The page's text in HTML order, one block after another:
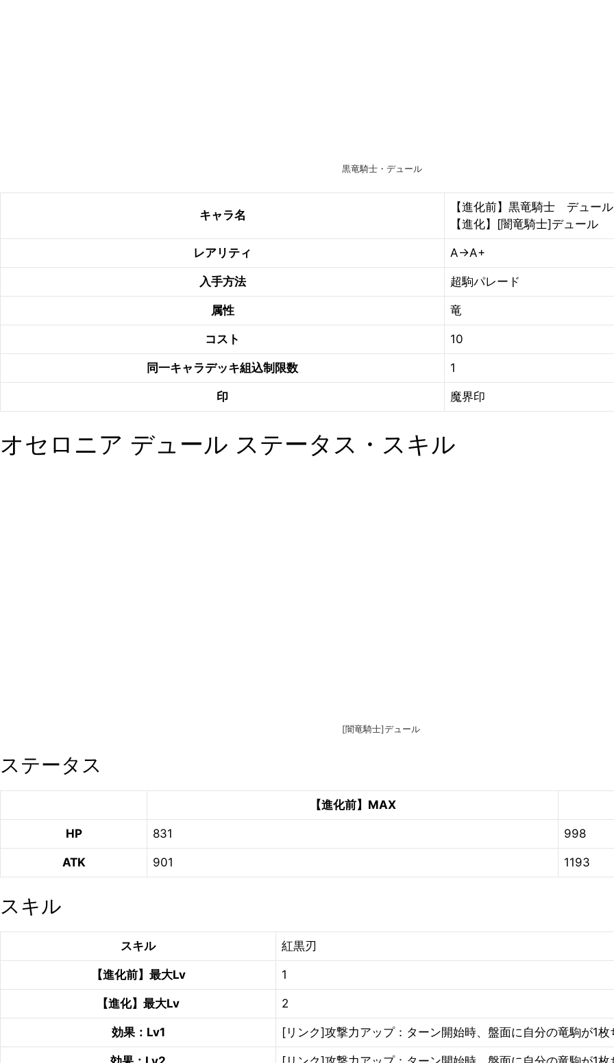
黒竜騎士・デュール
キャラ名
【進化前】黒竜騎士 デュール
【進化】[闇竜騎士]デュール
レアリティ A→A+
入手方法 超駒パレード
属性 竜
コスト 10
同一キャラデッキ組込制限数 1
印 魔界印
オセロニア デュール ステータス・スキル
[闇竜騎士]デュール
ステータス
【進化前】MAX
HP 831 998
ATK 901 1193
スキル
スキル 紅黒刃
【進化前】最大Lv 1
【進化】最大Lv 2
効果：Lv1 [リンク]攻撃力アップ：ターン開始時、盤面に自分の竜駒が1